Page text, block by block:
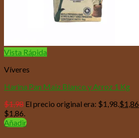
Vista Rápida
Víveres
Harina Pan Maiz Blanco y Arroz 1 Kg
$1,98 El precio original era: $1,98. $1,86
$1,86.
Añadir